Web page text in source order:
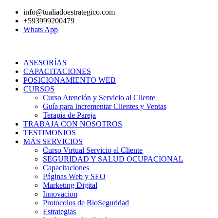
contenido
info@tualiadoestrategico.com
+593999200479
Whats App
ASESORÍAS
CAPACITACIONES
POSICIONAMIENTO WEB
CURSOS
Curso Atención y Servicio al Cliente
Guía para Incrementar Clientes y Ventas
Terapia de Pareja
TRABAJA CON NOSOTROS
TESTIMONIOS
MÁS SERVICIOS
Curso Virtual Servicio al Cliente
SEGURIDAD Y SALUD OCUPACIONAL
Capacitaciones
Páginas Web y SEO
Marketing Digital
Innovacion
Protocolos de BioSeguridad
Estrategias